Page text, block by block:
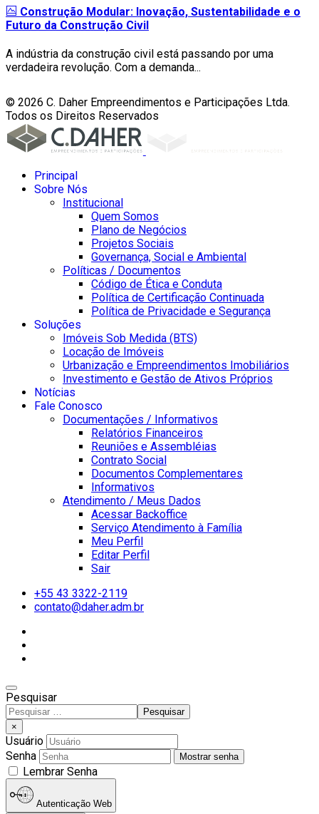
Construção Modular: Inovação, Sustentabilidade e o
Futuro da Construção Civil
A indústria da construção civil está passando por uma
verdadeira revolução. Com a demanda...
© 2026 C. Daher Empreendimentos e Participações Ltda.
Todos os Direitos Reservados
Principal
Sobre Nós
Institucional
Quem Somos
Plano de Negócios
Projetos Sociais
Governança, Social e Ambiental
Políticas / Documentos
Código de Ética e Conduta
Política de Certificação Continuada
Política de Privacidade e Segurança
Soluções
Imóveis Sob Medida (BTS)
Locação de Imóveis
Urbanização e Empreendimentos Imobiliários
Investimento e Gestão de Ativos Próprios
Notícias
Fale Conosco
Documentações / Informativos
Relatórios Financeiros
Reuniões e Assembléias
Contrato Social
Documentos Complementares
Informativos
Atendimento / Meus Dados
Acessar Backoffice
Serviço Atendimento à Família
Meu Perfil
Editar Perfil
Sair
+55 43 3322-2119
contato@daher.adm.br
Pesquisar
Type 2 or more characters
for results.
Pesquisar
×
Usuário
Senha
Mostrar senha
Lembrar Senha
Autenticação Web